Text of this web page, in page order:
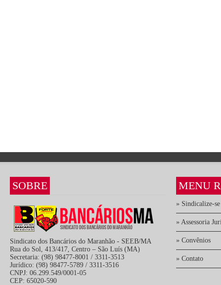
SOBRE
Sindicato dos Bancários do Maranhão - SEEB/MA
Rua do Sol, 413/417, Centro – São Luís (MA)
Secretaria: (98) 98477-8001 / 3311-3513
Jurídico: (98) 98477-5789 / 3311-3516
CNPJ: 06.299.549/0001-05
CEP: 65020-590
MENU
» Sindicalize-se
» Assessoria
» Convênios
» Contato